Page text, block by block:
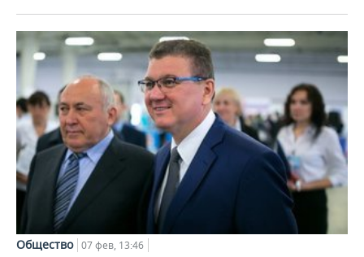
Общество 07 фев, 13:46